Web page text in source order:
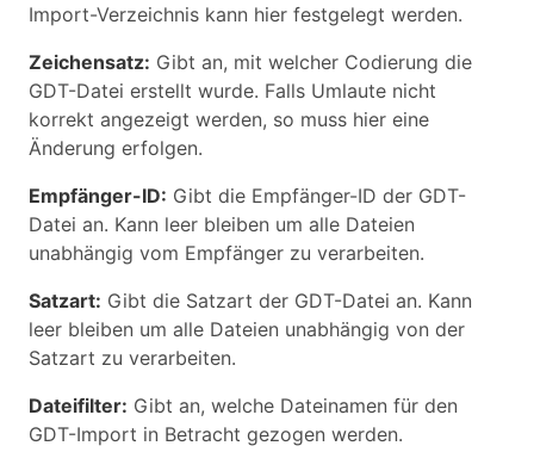
Import-Verzeichnis kann hier festgelegt werden.
Zeichensatz: Gibt an, mit welcher Codierung die
GDT-Datei erstellt wurde. Falls Umlaute nicht
korrekt angezeigt werden, so muss hier eine
Änderung erfolgen.
Empfänger-ID: Gibt die Empfänger-ID der GDT-
Datei an. Kann leer bleiben um alle Dateien
unabhängig vom Empfänger zu verarbeiten.
Satzart: Gibt die Satzart der GDT-Datei an. Kann
leer bleiben um alle Dateien unabhängig von der
Satzart zu verarbeiten.
Dateifilter: Gibt an, welche Dateinamen für den
GDT-Import in Betracht gezogen werden.